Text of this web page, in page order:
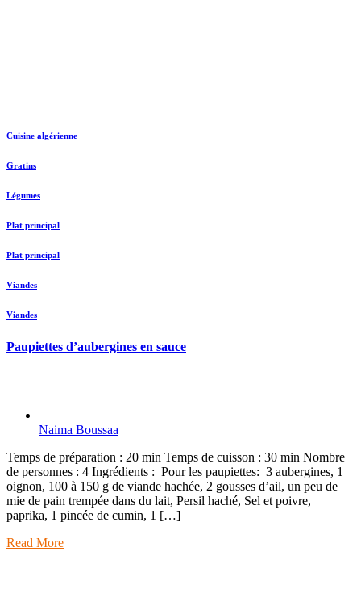
Cuisine algérienne
Gratins
Légumes
Plat principal
Plat principal
Viandes
Viandes
Paupiettes d’aubergines en sauce
Naima Boussaa
Temps de préparation : 20 min Temps de cuisson : 30 min Nombre
de personnes : 4 Ingrédients : Pour les paupiettes: 3 aubergines, 1
oignon, 100 à 150 g de viande hachée, 2 gousses d’ail, un peu de
mie de pain trempée dans du lait, Persil haché, Sel et poivre,
paprika, 1 pincée de cumin, 1 […]
Read More